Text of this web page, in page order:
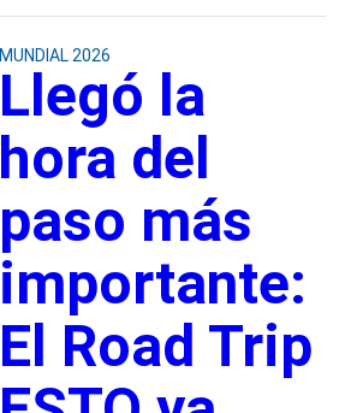
MUNDIAL 2026
Llegó la
hora del
paso más
importante:
El Road Trip